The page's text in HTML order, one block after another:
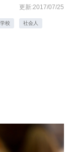
更新:2017/07/25
学校 社会人